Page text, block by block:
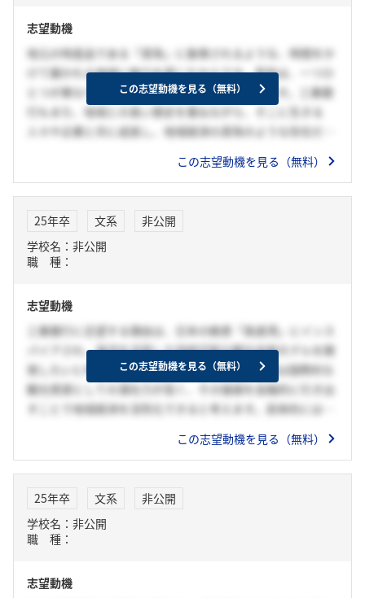
いきたいと強く思っています。
志望動機
地元の特産品である「真珠」に象徴されるような、時間をか
けて磨かれる価値に魅力を感じたからです。真珠は、一つひ
とつが異なり、その輝きは時間とともに深まります。三重銀
行もまた、地域との長い歴史を重ねながら、そこに生きる
人々や企業と共に成長し、地域経済の真珠のような存在だと
長い年月をかけてじっくりと信頼関係を築き上げ、その中で
な価値を育み、輝きを増していくような仕事がしたいと強く
思っています。
この志望動機を見る（無料）
この志望動機を見る（無料）
25年卒 文系
非公開
学校名：非公開
職 種：
志望動機
三重銀行に志望する理由は、日本の絶景「英虞湾」にインス
パイアされ、海洋を活用した持続可能な観光金融モデルを開
発したいと考えたからです。英虞湾の美しい海域は国際的な
観光資源としての潜在力が高く、その価値を金融的に引き出
すことで地域経済を活性化できると考えます。具体的には、
ィビティを発掘・運営するためのマイクロファイナンスやク
生する新たなビジネスモデルを築ける場として応募しまし
た。
この志望動機を見る（無料）
この志望動機を見る（無料）
25年卒 文系
非公開
学校名：非公開
職 種：
志望動機